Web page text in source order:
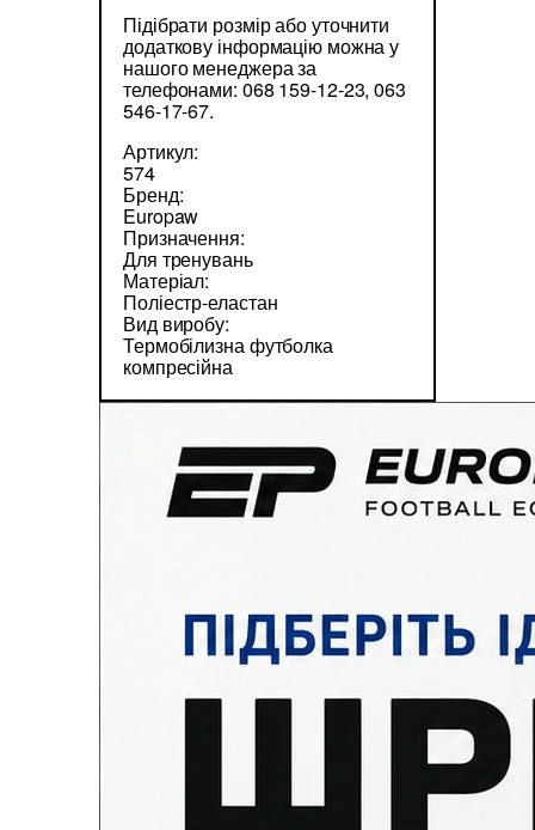
Підібрати розмір або уточнити
додаткову інформацію можна у
нашого менеджера за
телефонами: 068 159-12-23, 063
546-17-67.
Артикул:
574
Бренд:
Europaw
Призначення:
Для тренувань
Матеріал:
Поліестр-еластан
Вид виробу:
Термобілизна футболка
компресійна